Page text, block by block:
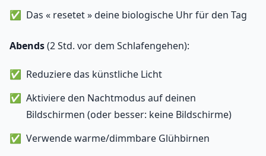
Das « resetet » deine biologische Uhr für den Tag
Abends(2 Std. vor dem Schlafengehen):
Reduziere das künstliche Licht
Aktiviere den Nachtmodus auf deinen
Bildschirmen (oder besser: keine Bildschirme)
Verwende warme/dimmbare Glühbirnen